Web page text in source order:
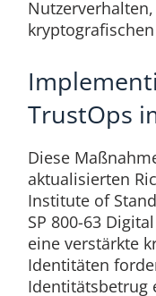
TrustOps
Diese
aktualisierten
Institute of
SP 800-63
eine verstärkte
Identitäten
Identitätsbetrug